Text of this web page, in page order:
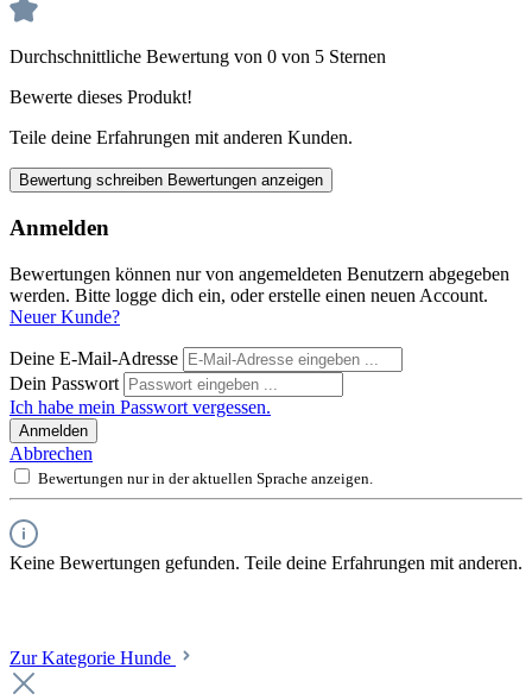
Durchschnittliche Bewertung von 0 von 5 Sternen
Bewerte dieses Produkt!
Teile deine Erfahrungen mit anderen Kunden.
Bewertung schreiben Bewertungen anzeigen
Anmelden
Bewertungen können nur von angemeldeten Benutzern abgegeben
werden. Bitte logge dich ein, oder erstelle einen neuen Account.
Neuer Kunde?
Deine E-Mail-Adresse
Dein Passwort
Ich habe mein Passwort vergessen.
Anmelden
Abbrechen
Bewertungen nur in der aktuellen Sprache anzeigen.
Keine Bewertungen gefunden. Teile deine Erfahrungen mit anderen.
Zur Kategorie Hunde